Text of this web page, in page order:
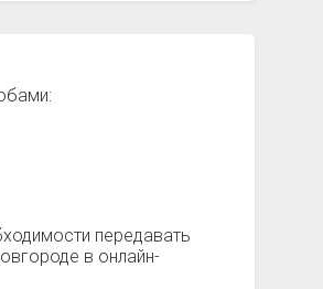
передавать
в онлайн-